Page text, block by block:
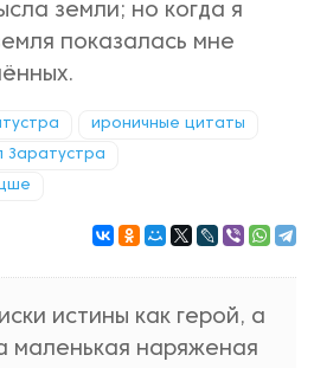
земли; но когда я
показалась мне
ироничные цитаты
Заратустра
истины как герой, а
маленькая наряженая